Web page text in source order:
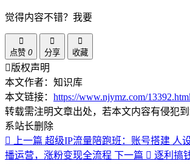
觉得内容不错？我要
点赞 0 分享 收藏
版权声明
本文作者：知识库
本文链接： https://www.njymz.com/
转载需注明文章出处，若本文内容有侵犯
系站长删除
上一篇 超级IP流量陪跑班：账号搭建 人
播运营，涨粉变现全流程 下一篇
逐利搞